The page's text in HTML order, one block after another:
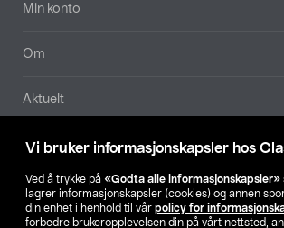
Vi bruker informasjonskapsler hos
Ved å trykke på «Godta alle informasjonskapsler»
lagrer informasjonskapsler (cookies) og annen
din enhet i henhold til vår policy for
forbedre brukeropplevelsen din på vårt nettsted,
Min konto
Om
Aktuelt
Våre selskaper
Finn din butikk